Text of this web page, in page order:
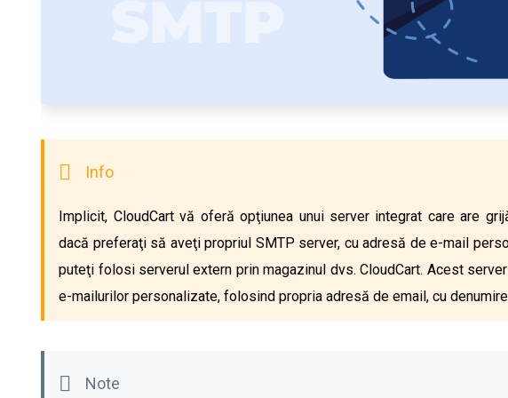
Implicit, CloudCart vă oferă opţiunea unui server integrat care are
dacă preferaţi să aveţi propriul SMTP server, cu adresă de e-mail
puteţi folosi serverul extern prin magazinul dvs. CloudCart. Acest
e-mailurilor personalizate, folosind propria adresă de email, cu